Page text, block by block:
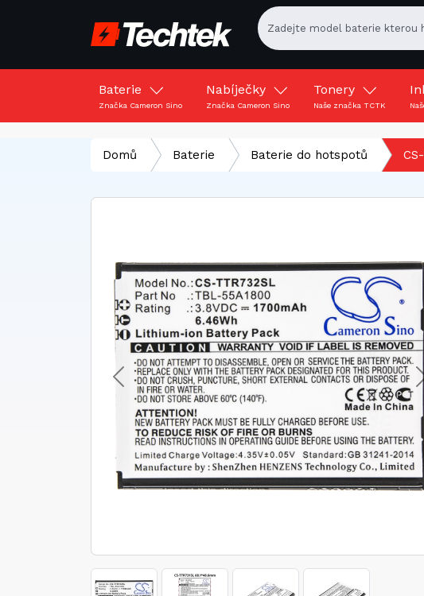
Baterie
Značka Cameron Sino
Nabíječky
Značka Cameron Sino
Tonery
Naše značka TCTK
Domů Baterie Baterie do hotspotů